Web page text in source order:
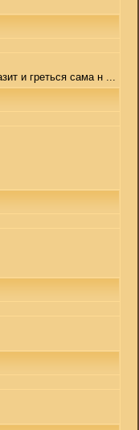
и греться сама н ...